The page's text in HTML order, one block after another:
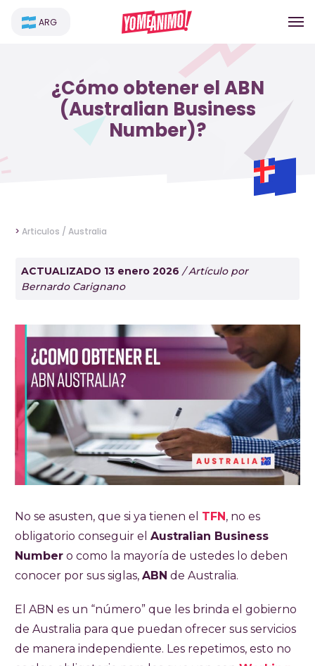
ARG
¿Cómo obtener el ABN
(Australian Business
Number)?
> Articulos / Australia
ACTUALIZADO 13 enero 2026 / Artículo por
Bernardo Carignano
No se asusten, que si ya tienen el TFN , no es
obligatorio conseguir el Australian Business
Number o como la mayoría de ustedes lo deben
conocer por sus siglas, ABN de Australia.
El ABN es un “número” que les brinda el gobierno
de Australia para que puedan ofrecer sus servicios
de manera independiente. Les repetimos, esto no